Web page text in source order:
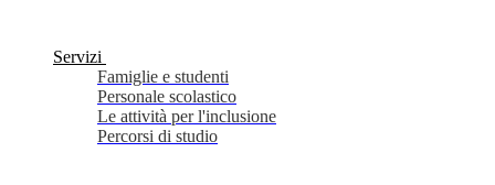
Servizi
Famiglie e studenti
Personale scolastico
Le attività per l'inclusione
Percorsi di studio